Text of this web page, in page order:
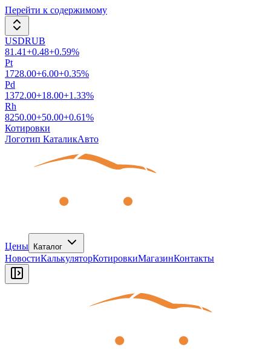
Перейти к содержимому
USDRUB
81.41+0.48+0.59%
Pt
1728.00+6.00+0.35%
Pd
1372.00+18.00+1.33%
Rh
8250.00+50.00+0.61%
Котировки
Логотип КаталикАвто
Цены Каталог
НовостиКалькуляторКотировкиМагазинКонтакты